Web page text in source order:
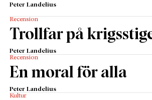
Peter Landelius
Recension
Trollfar på
Peter Landelius
Recension
En moral för alla
Peter Landelius
Kultur